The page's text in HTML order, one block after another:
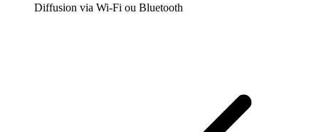
Diffusion via Wi-Fi ou Bluetooth